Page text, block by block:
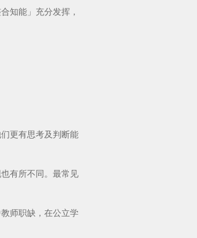
知能」充分发挥，
更有思考及判断能
有所不同。最常见
师职缺，在公立学